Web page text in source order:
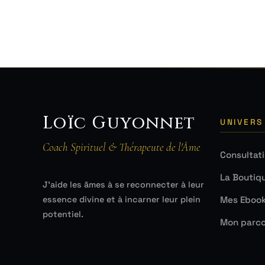
Loïc Guyonnet
Coach Spirituel & Thérapeute de l'Âme
J'aide les âmes à se reconnecter à leur
essence divine et à incarner leur plein
potentiel.
La
Mes
Mon